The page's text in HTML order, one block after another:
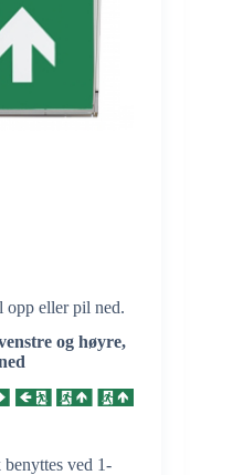
opp eller pil ned.
og høyre,
ved 1-